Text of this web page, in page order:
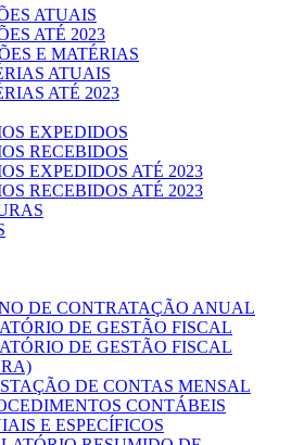
ATUAIS
ATÉ 2023
E MATÉRIAS
ATUAIS
ATÉ 2023
EXPEDIDOS
RECEBIDOS
EXPEDIDOS ATÉ 2023
RECEBIDOS ATÉ 2023
DE CONTRATAÇÃO ANUAL
DE GESTÃO FISCAL
DE GESTÃO FISCAL
DE CONTAS MENSAL
CONTÁBEIS
E ESPECÍFICOS